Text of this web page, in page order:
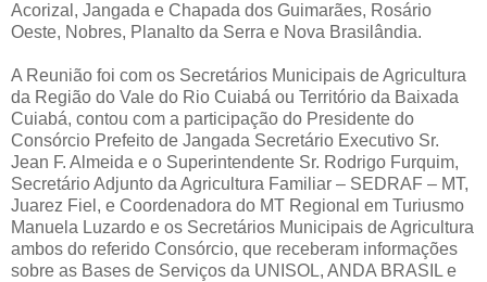
Acorizal, Jangada e Chapada dos Guimarães, Rosário
Oeste, Nobres, Planalto da Serra e Nova Brasilândia.
A Reunião foi com os Secretários Municipais de Agricultura
da Região do Vale do Rio Cuiabá ou Território da Baixada
Cuiabá, contou com a participação do Presidente do
Consórcio Prefeito de Jangada Secretário Executivo Sr.
Jean F. Almeida e o Superintendente Sr. Rodrigo Furquim,
Secretário Adjunto da Agricultura Familiar – SEDRAF – MT,
Juarez Fiel, e Coordenadora do MT Regional em Turiusmo
Manuela Luzardo e os Secretários Municipais de Agricultura
ambos do referido Consórcio, que receberam informações
sobre as Bases de Serviços da UNISOL, ANDA BRASIL e